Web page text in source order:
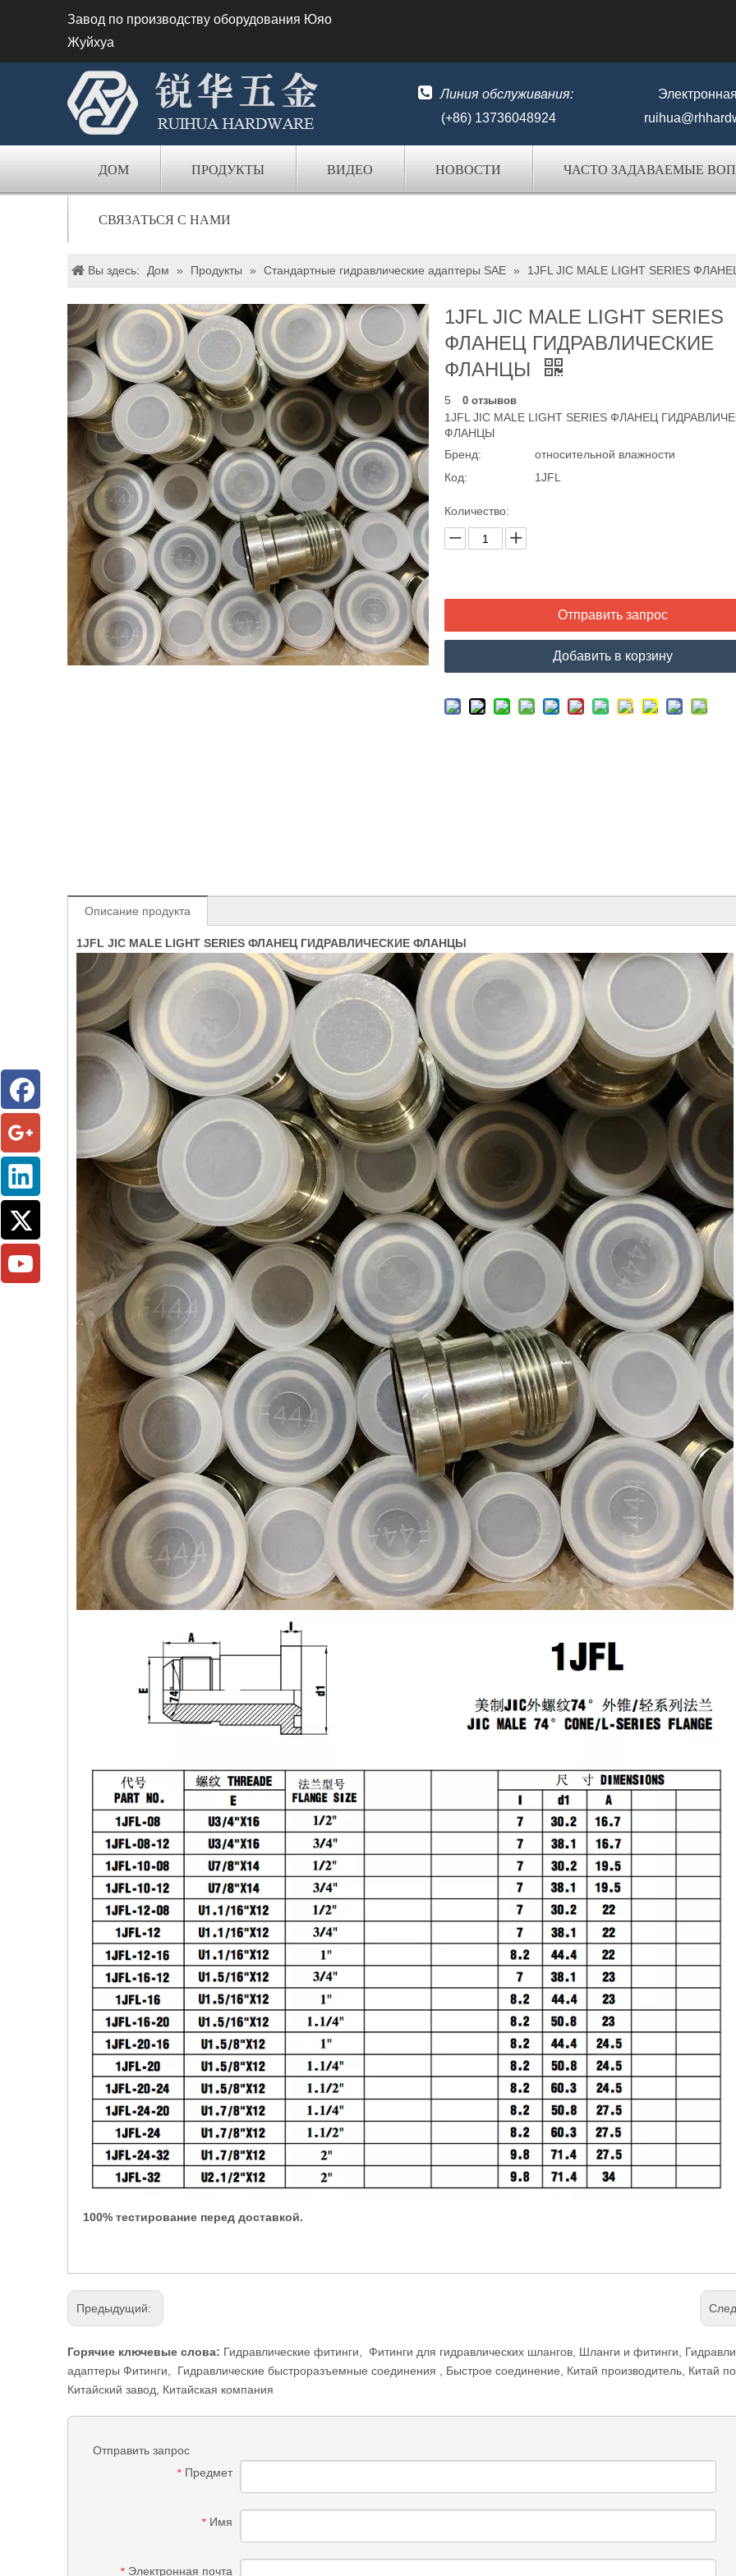
Завод по производству оборудования Юяо
Жуйхуа
Линия обслуживания:
(+86) 13736048924
ДОМ ПРОДУКТЫ ВИДЕО НОВОСТИ ЧАСТО ЗАДАВАЕМЫЕ
СВЯЗАТЬСЯ С НАМИ
Вы здесь: Дом » Продукты » Стандартные гидравлические адаптеры SAE » 1JFL JIC MALE LIGHT SERIES
1JFL JIC MALE LIGHT SERIES
ФЛАНЕЦ ГИДРАВЛИЧЕСКИЕ
ФЛАНЦЫ
5 0 отзывов
1JFL JIC MALE LIGHT SERIES ФЛАНЕЦ
ФЛАНЦЫ
Бренд:
относительной влажности
Код:
1JFL
Количество:
Отправить запрос
Добавить в корзину
Описание продукта
1JFL JIC MALE LIGHT SERIES ФЛАНЕЦ ГИДРАВЛИЧЕСКИЕ ФЛАНЦЫ
100% тестирование перед доставкой.
Предыдущий:
Горячие ключевые слова: Гидравлические фитинги Фитинги для гидравлических шлангов Шланги и фитинги
адаптеры Фитинги
Гидравлические быстроразъемные соединения Быстрое соединение
Китай производитель, Китай
Китайский завод, Китайская компания
Отправить запрос
* Предмет
* Имя
* Электронная почта